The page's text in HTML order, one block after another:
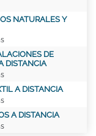
NATURALES Y
DE
DISTANCIA
A DISTANCIA
A DISTANCIA